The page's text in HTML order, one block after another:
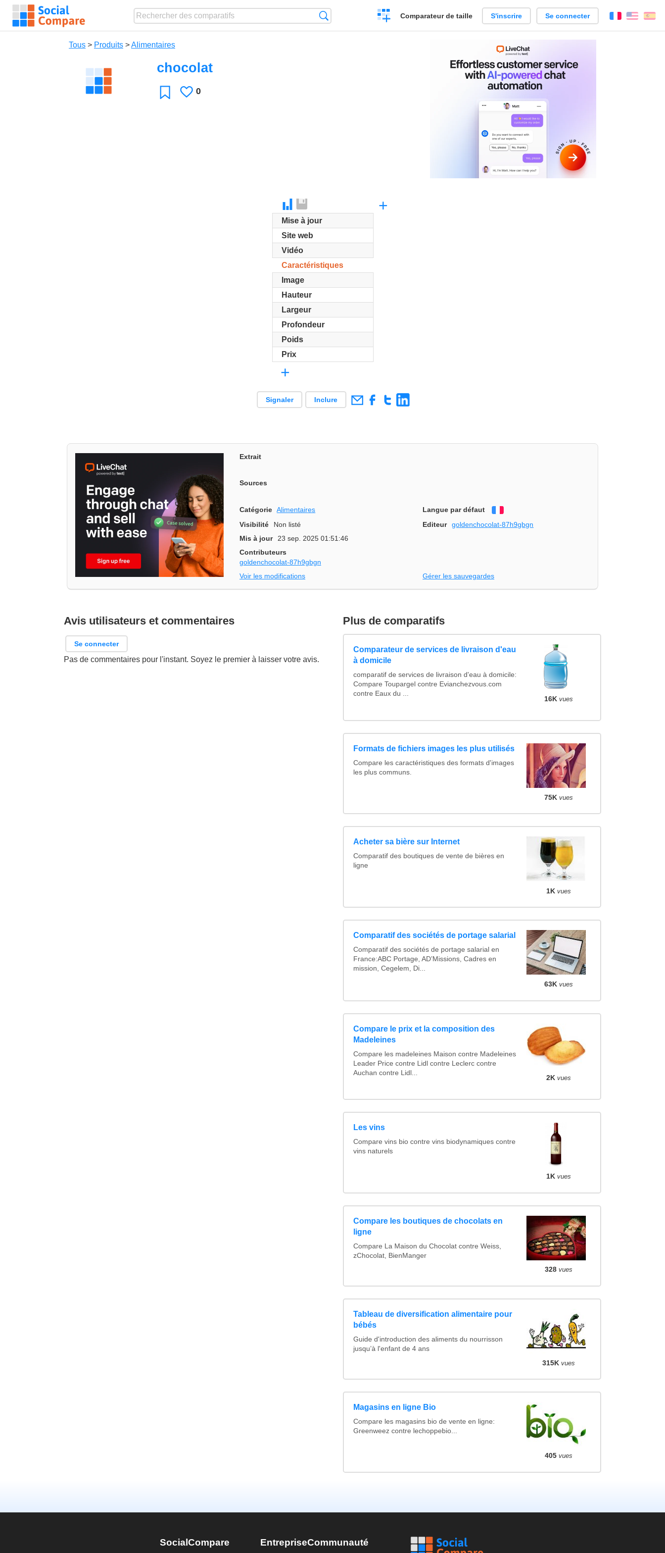
Créer
un
Comparateur de taille S'inscrire Se connecter FrançaisEnglish
Tous > Produits >Alimentaires
chocolat
Favori J'aime
0
Mise à jour
Site web
Vidéo
Caractéristiques
Image
Hauteur
Largeur
Profondeur
Poids
Prix
+
+
Signaler Inclure
Extrait
Sources
Catégorie Alimentaires Langue par défaut
Français
Visibilité
Non listé Editeur
goldenchocolat-87h9gbgn
Mis à jour
23 sep. 2025 01:51:46
Contributeurs
goldenchocolat-87h9gbgn
Voir les modifications
Gérer les sauvegardes
Avis utilisateurs et commentaires
Se connecter
Pas de commentaires pour l'instant. Soyez le premier à laisser votre avis.
Plus de comparatifs
Comparateur de services de livraison d'eau
à domicile
comparatif de services de livraison d'eau à domicile:
Compare Toupargel contre Evianchezvous.com
contre Eaux du ...
16K vues
Formats de fichiers images les plus utilisés
Compare les caractéristiques des formats d'images
les plus communs.
75K vues
Acheter sa bière sur Internet
Comparatif des boutiques de vente de bières en
ligne
1K vues
Comparatif des sociétés de portage salarial
Comparatif des sociétés de portage salarial en
France:ABC Portage, AD’Missions, Cadres en
mission, Cegelem, Di...
63K vues
Compare le prix et la composition des
Madeleines
Compare les madeleines Maison contre Madeleines
Leader Price contre Lidl contre Leclerc contre
Auchan contre Lidl...
2K vues
Les vins
Compare vins bio contre vins biodynamiques contre
vins naturels
1K vues
Compare les boutiques de chocolats en
ligne
Compare La Maison du Chocolat contre Weiss,
zChocolat, BienManger
328 vues
Tableau de diversification alimentaire pour
bébés
Guide d'introduction des aliments du nourrisson
jusqu’à l'enfant de 4 ans
315K vues
Magasins en ligne Bio
Compare les magasins bio de vente en ligne:
Greenweez contre lechoppebio...
405 vues
SocialCompare EntrepriseCommunauté